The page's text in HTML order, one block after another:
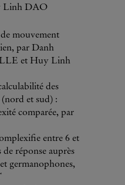
Linh DAO
mouvement
par Danh
et Huy Linh
des
(nord et sud) :
comparée, par
entre 6 et
de réponse auprès
germanophones,